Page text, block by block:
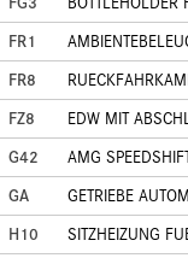
FR1
FR8
FZ8
EDW MIT
G42
AMG
GA
GETRIEBE
H10
SITZHEIZUNG